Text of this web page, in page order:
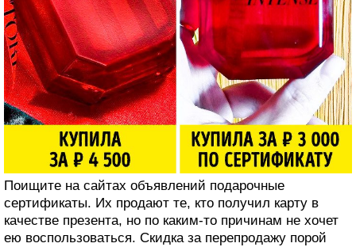
Поищите на сайтах объявлений подарочные
сертификаты. Их продают те, кто получил карту в
качестве презента, но по каким-то причинам не хочет
ею воспользоваться. Скидка за перепродажу порой